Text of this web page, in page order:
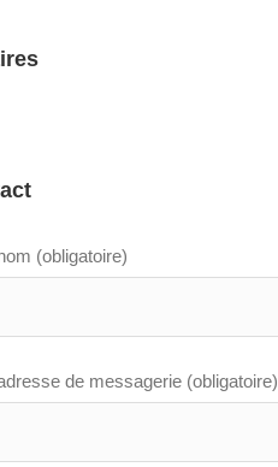
(obligatoire)
de messagerie (obligatoire)